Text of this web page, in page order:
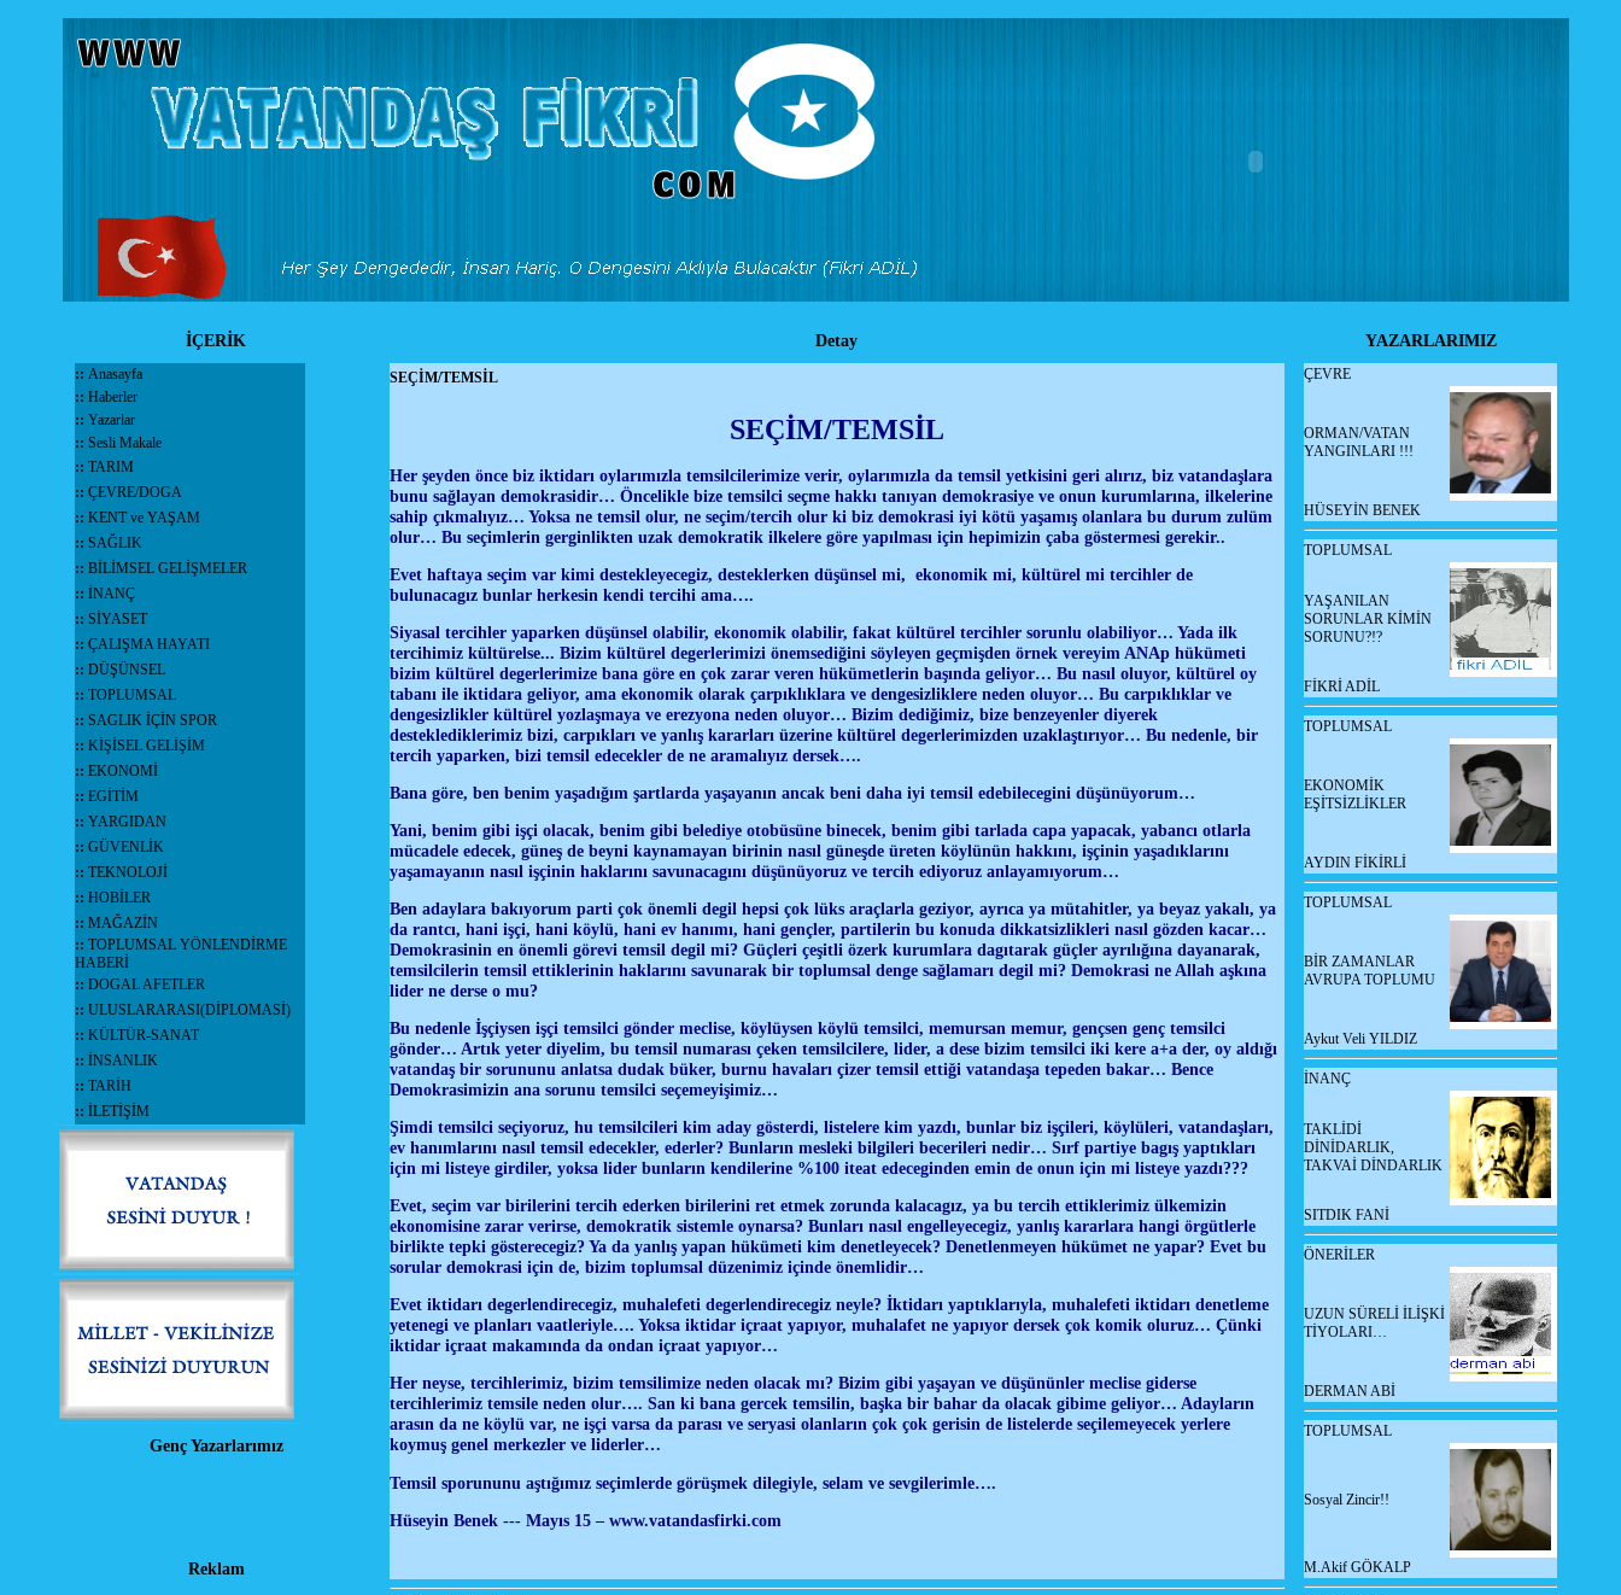
İÇERİK Detay YAZARLARIMIZ
:: Anasayfa
:: Haberler
:: Yazarlar
:: Sesli Makale
:: TARIM
:: ÇEVRE/DOGA
:: KENT ve YAŞAM
:: SAĞLIK
:: BİLİMSEL GELİŞMELER
:: İNANÇ
:: SİYASET
:: ÇALIŞMA HAYATI
:: DÜŞÜNSEL
:: TOPLUMSAL
:: SAGLIK İÇİN SPOR
:: KİŞİSEL GELİŞİM
:: EKONOMİ
:: EGİTİM
:: YARGIDAN
:: GÜVENLİK
:: TEKNOLOJİ
:: HOBİLER
:: MAĞAZİN
:: TOPLUMSAL YÖNLENDİRME
HABERİ
:: DOGAL AFETLER
:: ULUSLARARASI(DİPLOMASİ)
:: KÜLTÜR-SANAT
:: İNSANLIK
:: TARİH
:: İLETİŞİM
Genç Yazarlarımız
Reklam
SEÇİM/TEMSİL
SEÇİM/TEMSİL
Her şeyden önce biz iktidarı oylarımızla temsilcilerimize verir, oylarımızla da temsil yetkisini geri alırız, biz vatandaşlara
bunu sağlayan demokrasidir… Öncelikle bize temsilci seçme hakkı tanıyan demokrasiye ve onun kurumlarına, ilkelerine
sahip çıkmalıyız… Yoksa ne temsil olur, ne seçim/tercih olur ki biz demokrasi iyi kötü yaşamış olanlara bu durum zulüm
olur… Bu seçimlerin gerginlikten uzak demokratik ilkelere göre yapılması için hepimizin çaba göstermesi gerekir..
Evet haftaya seçim var kimi destekleyecegiz, desteklerken düşünsel mi, ekonomik mi, kültürel mi tercihler de
bulunacagız bunlar herkesin kendi tercihi ama….
Siyasal tercihler yaparken düşünsel olabilir, ekonomik olabilir, fakat kültürel tercihler sorunlu olabiliyor… Yada ilk
tercihimiz kültürelse... Bizim kültürel degerlerimizi önemsediğini söyleyen geçmişden örnek vereyim ANAp hükümeti
bizim kültürel degerlerimize bana göre en çok zarar veren hükümetlerin başında geliyor… Bu nasıl oluyor, kültürel oy
tabanı ile iktidara geliyor, ama ekonomik olarak çarpıklıklara ve dengesizliklere neden oluyor… Bu carpıklıklar ve
dengesizlikler kültürel yozlaşmaya ve erezyona neden oluyor… Bizim dediğimiz, bize benzeyenler diyerek
desteklediklerimiz bizi, carpıkları ve yanlış kararları üzerine kültürel degerlerimizden uzaklaştırıyor… Bu nedenle, bir
tercih yaparken, bizi temsil edecekler de ne aramalıyız dersek….
Bana göre, ben benim yaşadığım şartlarda yaşayanın ancak beni daha iyi temsil edebilecegini düşünüyorum…
Yani, benim gibi işçi olacak, benim gibi belediye otobüsüne binecek, benim gibi tarlada capa yapacak, yabancı otlarla
mücadele edecek, güneş de beyni kaynamayan birinin nasıl güneşde üreten köylünün hakkını, işçinin yaşadıklarını
yaşamayanın nasıl işçinin haklarını savunacagını düşünüyoruz ve tercih ediyoruz anlayamıyorum…
Ben adaylara bakıyorum parti çok önemli degil hepsi çok lüks araçlarla geziyor, ayrıca ya mütahitler, ya beyaz yakalı, ya
da rantcı, hani işçi, hani köylü, hani ev hanımı, hani gençler, partilerin bu konuda dikkatsizlikleri nasıl gözden kacar…
Demokrasinin en önemli görevi temsil degil mi? Güçleri çeşitli özerk kurumlara dagıtarak güçler ayrılığına dayanarak,
temsilcilerin temsil ettiklerinin haklarını savunarak bir toplumsal denge sağlamarı degil mi? Demokrasi ne Allah aşkına
lider ne derse o mu?
Bu nedenle İşçiysen işçi temsilci gönder meclise, köylüysen köylü temsilci, memursan memur, gençsen genç temsilci
gönder… Artık yeter diyelim, bu temsil numarası çeken temsilcilere, lider, a dese bizim temsilci iki kere a+a der, oy aldığı
vatandaş bir sorununu anlatsa dudak büker, burnu havaları çizer temsil ettiği vatandaşa tepeden bakar… Bence
Demokrasimizin ana sorunu temsilci seçemeyişimiz…
Şimdi temsilci seçiyoruz, hu temsilcileri kim aday gösterdi, listelere kim yazdı, bunlar biz işçileri, köylüleri, vatandaşları,
ev hanımlarını nasıl temsil edecekler, ederler? Bunların mesleki bilgileri becerileri nedir… Sırf partiye bagış yaptıkları
için mi listeye girdiler, yoksa lider bunların kendilerine %100 iteat edeceginden emin de onun için mi listeye yazdı???
Evet, seçim var birilerini tercih ederken birilerini ret etmek zorunda kalacagız, ya bu tercih ettiklerimiz ülkemizin
ekonomisine zarar verirse, demokratik sistemle oynarsa? Bunları nasıl engelleyecegiz, yanlış kararlara hangi örgütlerle
birlikte tepki gösterecegiz? Ya da yanlış yapan hükümeti kim denetleyecek? Denetlenmeyen hükümet ne yapar? Evet bu
sorular demokrasi için de, bizim toplumsal düzenimiz içinde önemlidir…
Evet iktidarı degerlendirecegiz, muhalefeti degerlendirecegiz neyle? İktidarı yaptıklarıyla, muhalefeti iktidarı denetleme
yetenegi ve planları vaatleriyle…. Yoksa iktidar içraat yapıyor, muhalafet ne yapıyor dersek çok komik oluruz… Çünki
iktidar içraat makamında da ondan içraat yapıyor…
Her neyse, tercihlerimiz, bizim temsilimize neden olacak mı? Bizim gibi yaşayan ve düşününler meclise giderse
tercihlerimiz temsile neden olur…. San ki bana gercek temsilin, başka bir bahar da olacak gibime geliyor… Adayların
arasın da ne köylü var, ne işçi varsa da parası ve seryasi olanların çok çok gerisin de listelerde seçilemeyecek yerlere
koymuş genel merkezler ve liderler…
Temsil sporununu aştığımız seçimlerde görüşmek dilegiyle, selam ve sevgilerimle….
Hüseyin Benek --- Mayıs 15 – www.vatandasfirki.com
ÇEVRE
ORMAN/VATAN
YANGINLARI !!!
HÜSEYİN BENEK
TOPLUMSAL
YAŞANILAN
SORUNLAR KİMİN
SORUNU?!?
FİKRİ ADİL
TOPLUMSAL
EKONOMİK
EŞİTSİZLİKLER
AYDIN FİKİRLİ
TOPLUMSAL
BİR ZAMANLAR
AVRUPA TOPLUMU
Aykut Veli YILDIZ
İNANÇ
TAKLİDİ
DİNİDARLIK,
TAKVAİ DİNDARLIK
SITDIK FANİ
ÖNERİLER
UZUN SÜRELİ İLİŞKİ
TİYOLARI…
DERMAN ABİ
TOPLUMSAL
Sosyal Zincir!!
M.Akif GÖKALP